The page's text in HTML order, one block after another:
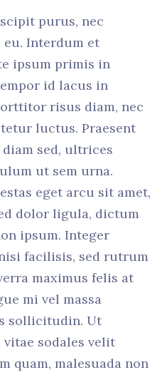
purus, nec
Interdum et
ipsum primis in
id lacus in
risus diam, nec
luctus. Praesent
sed, ultrices
ut sem urna.
eget arcu sit amet,
dolor ligula, dictum
ipsum. Integer
facilisis, sed rutrum
maximus felis at
mi vel massa
sollicitudin. Ut
sodales velit
quam, malesuada non